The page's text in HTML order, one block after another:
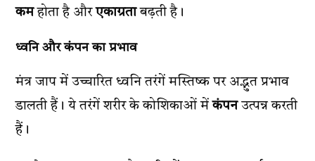
कमहोता है औरएकाग्रताबढ़ती है।
ध्वनि और कंपन का प्रभाव
मंत्र जाप में उच्चारित ध्वनि तरंगें मस्तिष्क पर अद्भुत प्रभाव
डालती हैं। ये तरंगें शरीर के कोशिकाओं मेंकंपनउत्पन्न करती
हैं।